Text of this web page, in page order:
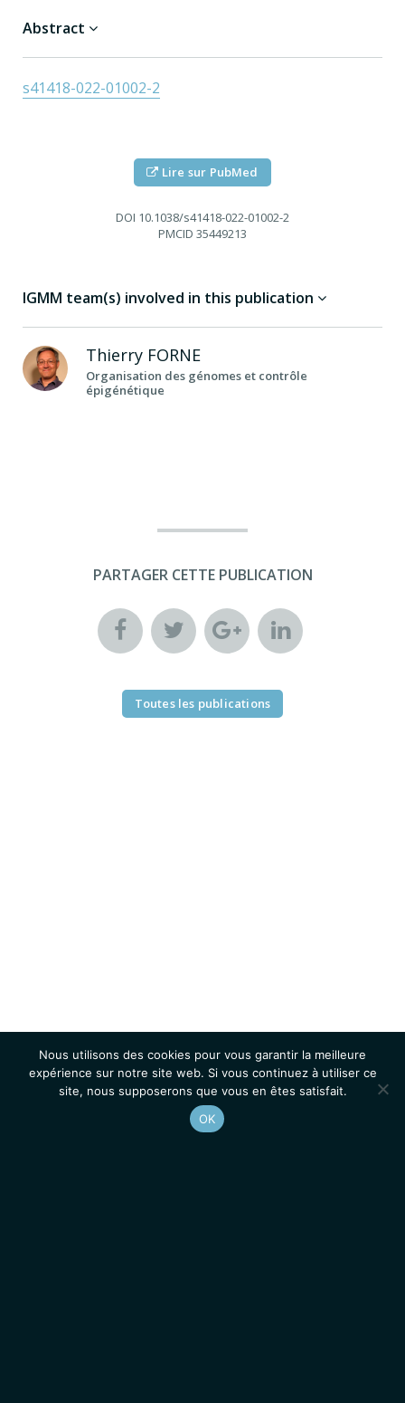
Abstract
s41418-022-01002-2
Lire sur PubMed
DOI 10.1038/s41418-022-01002-2
PMCID 35449213
IGMM team(s) involved in this publication
Thierry FORNE
Organisation des génomes et contrôle
épigénétique
PARTAGER CETTE PUBLICATION
Toutes les publications
Nous utilisons des cookies pour vous garantir la meilleure
expérience sur notre site web. Si vous continuez à utiliser ce
site, nous supposerons que vous en êtes satisfait.
OK